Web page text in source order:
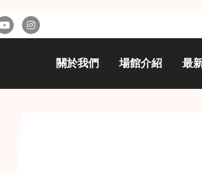
關於我們 場館介紹 最